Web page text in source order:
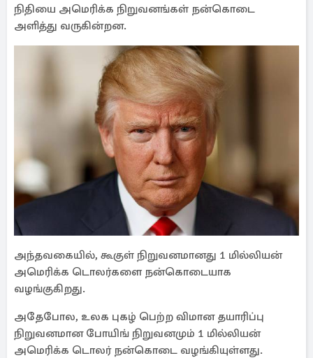
நிதியை அமெரிக்க நிறுவனங்கள் நன்கொடை
அளித்து வருகின்றன.
அந்தவகையில், கூகுள் நிறுவனமானது 1 மில்லியன்
அமெரிக்க டொலர்களை நன்கொடையாக
வழங்குகிறது.
அதேபோல, உலக புகழ் பெற்ற விமான தயாரிப்பு
நிறுவனமான போயிங் நிறுவனமும் 1 மில்லியன்
அமெரிக்க டொலர் நன்கொடை வழங்கியுள்ளது.